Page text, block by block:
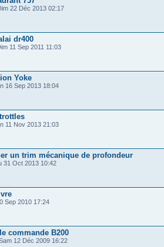
22 Déc 2013 02:17
dr400
11 Sep 2011 11:03
Yoke
16 Sep 2013 18:04
11 Nov 2013 21:03
un trim mécanique de profondeur
31 Oct 2013 10:42
Sep 2010 17:24
commande B200
12 Déc 2009 16:22